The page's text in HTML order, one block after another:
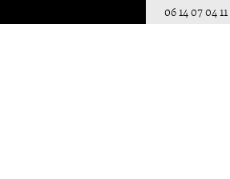
06 14 07 04 11